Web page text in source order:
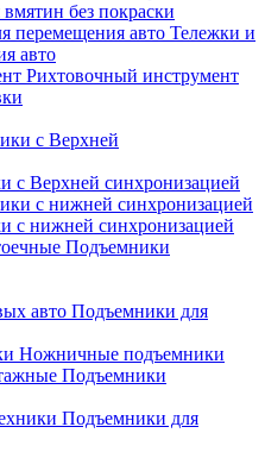
без покраски
Тележки и
авто
Рихтовочный инструмент
с Верхней синхронизацией
с нижней синхронизацией
Подъемники
Подъемники для
Ножничные подъемники
Подъемники
Подъемники для